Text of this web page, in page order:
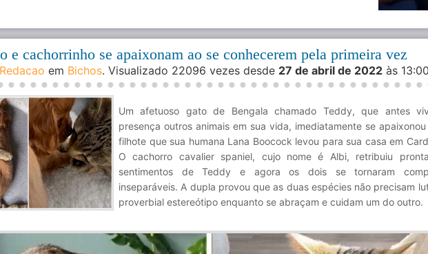
e cachorrinho se apaixonam ao se conhecerem pela primeira vez
Redacao em Bichos. Visualizado 22096 vezes desde 27 de abril de 2022 às
Um afetuoso gato de Bengala chamado Teddy, que antes
presença outros animais em sua vida, imediatamente se
filhote que sua humana Lana Boocock levou para sua casa em
O cachorro cavalier spaniel, cujo nome é Albi, retribuiu
sentimentos de Teddy e agora os dois se tornaram
inseparáveis. A dupla provou que as duas espécies não precisam
proverbial estereótipo enquanto se abraçam e cuidam um do outro.